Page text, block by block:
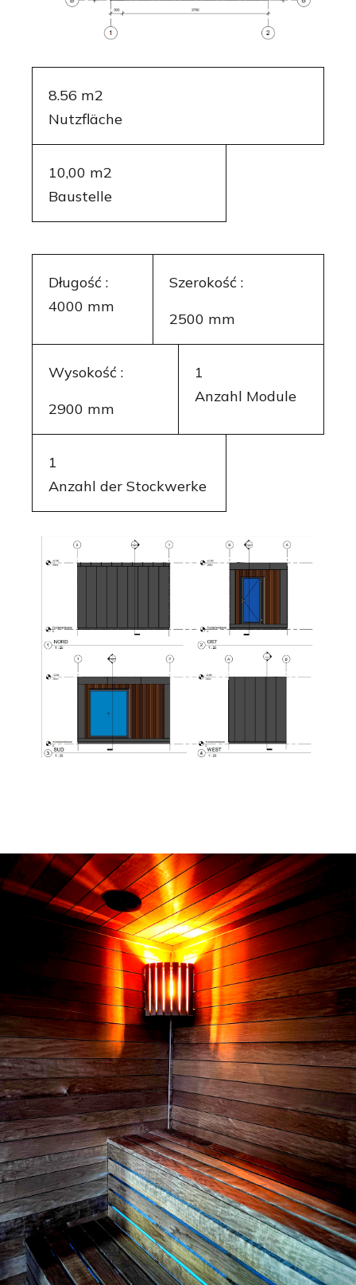
8.56 m2
Nutzfläche
10,00 m2
Baustelle
Długość :
4000 mm
Szerokość :
2500 mm
Wysokość :
2900 mm
1
Anzahl Module
1
Anzahl der Stockwerke